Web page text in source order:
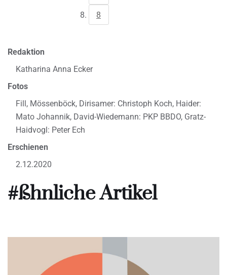
8
Redaktion
Katharina Anna Ecker
Fotos
Fill, Mössenböck, Dirisamer: Christoph Koch, Haider:
Mato Johannik, David-Wiedemann: PKP BBDO, Gratz-
Haidvogl: Peter Ech
Erschienen
2.12.2020
#ßhnliche Artikel